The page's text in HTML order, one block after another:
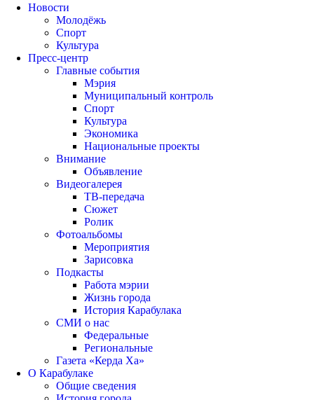
Новости
Молодёжь
Спорт
Культура
Пресс-центр
Главные события
Мэрия
Муниципальный контроль
Спорт
Культура
Экономика
Национальные проекты
Внимание
Объявление
Видеогалерея
ТВ-передача
Сюжет
Ролик
Фотоальбомы
Мероприятия
Зарисовка
Подкасты
Работа мэрии
Жизнь города
История Карабулака
СМИ о нас
Федеральные
Региональные
Газета «Керда Ха»
О Карабулаке
Общие сведения